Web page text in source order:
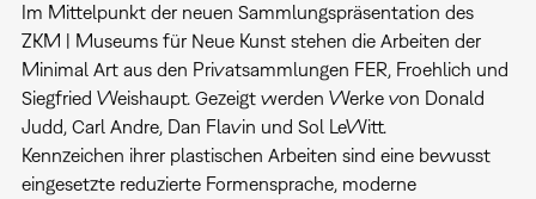
Im Mittelpunkt der neuen Sammlungspräsentation des
ZKM | Museums für Neue Kunst stehen die Arbeiten der
Minimal Art aus den Privatsammlungen FER, Froehlich und
Siegfried Weishaupt. Gezeigt werden Werke von Donald
Judd, Carl Andre, Dan Flavin und Sol LeWitt.
Kennzeichen ihrer plastischen Arbeiten sind eine bewusst
eingesetzte reduzierte Formensprache, moderne